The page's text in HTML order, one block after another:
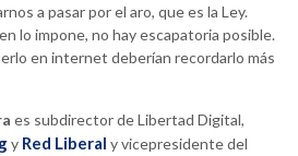
a pasar por el aro, que es la Ley.
lo impone, no hay escapatoria posible.
en internet deberían recordarlo más
es subdirector de Libertad Digital,
y Red Liberal y vicepresidente del